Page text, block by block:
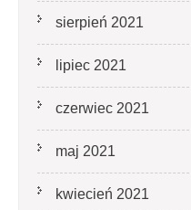
sierpień 2021
lipiec 2021
czerwiec 2021
maj 2021
kwiecień 2021